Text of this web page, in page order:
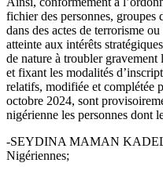
fichier des personnes, groupes
dans des actes de terrorisme
atteinte aux intérêts
de nature à troubler
et fixant les modalités
relatifs, modifiée et complétée
octobre 2024, sont
nigérienne les personnes dont
-SEYDINA MAMAN
Nigériennes;